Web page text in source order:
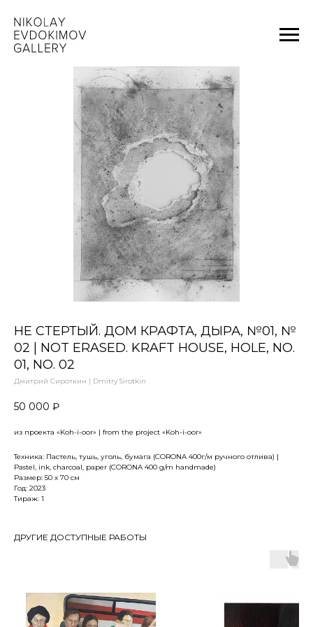
НЕ СТЕРТЫЙ. ДОМ КРАФТА, ДЫРА, №01, №
02 | NOT ERASED. KRAFT HOUSE, HOLE, NO.
01, NO. 02
Дмитрий Сироткин | Dmitry Sirotkin
50 000 ₽
из проекта «Koh-i-oor» | from the project «Koh-i-oor»
Техника: Пастель, тушь, уголь, бумага (CORONA 400г/м ручного отлива) |
Pastel, ink, charcoal, paper (CORONA 400 g/m handmade)
Размер: 50 х 70 см
Год: 2023
Тираж: 1
ДРУГИЕ ДОСТУПНЫЕ РАБОТЫ